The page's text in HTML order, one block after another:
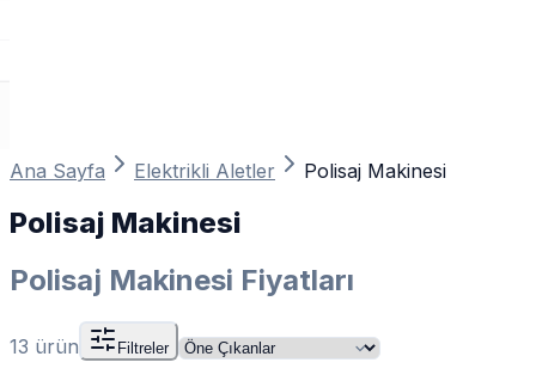
Ana Sayfa Elektrikli Aletler Polisaj Makinesi
Polisaj Makinesi
Polisaj Makinesi Fiyatları
13 ürün Filtreler